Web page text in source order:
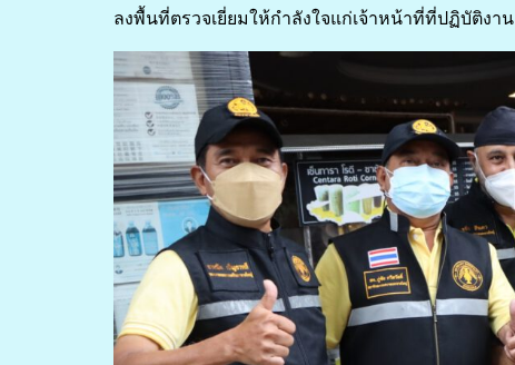
ลงพื้นที่ตรวจเยี่ยมให้กำลังใจแก่เจ้าหน้าที่ที่ปฏิบัติงาน